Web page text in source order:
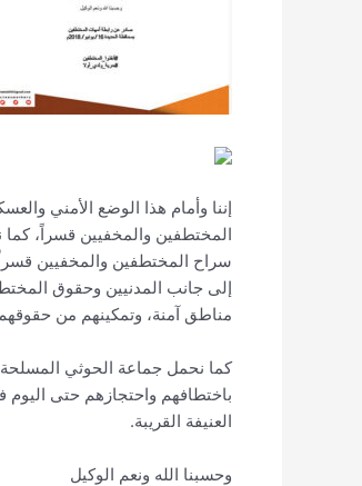
إننا وأمام هذا الوضع الأمني
المختطفين والمخفيين قسراً، كما
سراح المختطفين والمخفيين
إلى جانب المدنيين وحقوق
مناطق آمنة، وتمكينهم من حقوقهم
كما نحمل جماعة الحوثي المسلحة
باختطافهم واحتجازهم حتى
العنيفة القريبة.
وحسبنا الله ونعم الوكيل